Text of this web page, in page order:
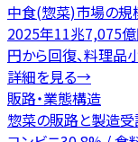
中食(惣菜)市場の規
2025年11兆7,075
円から回復、料理
詳細を見る→
販路・業態構造
惣菜の販路と製造受